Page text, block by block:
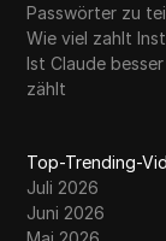
Passwörter zu
Wie viel zahlt
Ist Claude
zählt
Top-Trending-
Juli 2026
Juni 2026